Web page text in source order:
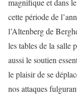
magnifique et dans
cette période de
l’Altenberg de
les tables de la salle
aussi le soutien
le plaisir de se
nos attaques